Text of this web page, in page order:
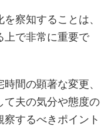
察知することは、
上で非常に重要で
間の顕著な変更、
て夫の気分や態度の
するべきポイント